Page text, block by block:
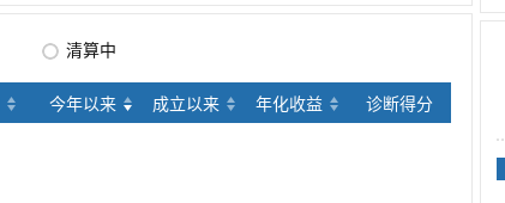
清算中
今年以来 成立以来 年化收益 诊断得分